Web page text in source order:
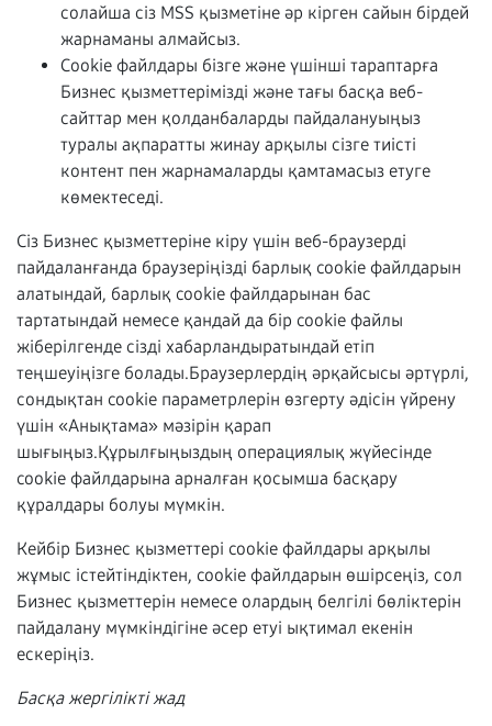
солайша сіз MSS қызметіне әр кірген сайын бірдей
жарнаманы алмайсыз.
Cookie файлдары бізге және үшінші тараптарға
Бизнес қызметтерімізді және тағы басқа веб-
сайттар мен қолданбаларды пайдалануыңыз
туралы ақпаратты жинау арқылы сізге тиісті
контент пен жарнамаларды қамтамасыз етуге
көмектеседі.
Сіз Бизнес қызметтеріне кіру үшін веб-браузерді
пайдаланғанда браузеріңізді барлық cookie файлдарын
алатындай, барлық cookie файлдарынан бас
тартатындай немесе қандай да бір cookie файлы
жіберілгенде сізді хабарландыратындай етіп
теңшеуіңізге болады.Браузерлердің әрқайсысы әртүрлі,
сондықтан cookie параметрлерін өзгерту әдісін үйрену
үшін «Анықтама» мәзірін қарап
шығыңыз.Құрылғыңыздың операциялық жүйесінде
cookie файлдарына арналған қосымша басқару
құралдары болуы мүмкін.
Кейбір Бизнес қызметтері cookie файлдары арқылы
жұмыс істейтіндіктен, cookie файлдарын өшірсеңіз, сол
Бизнес қызметтерін немесе олардың белгілі бөліктерін
пайдалану мүмкіндігіне әсер етуі ықтимал екенін
ескеріңіз.
Басқа жергілікті жад